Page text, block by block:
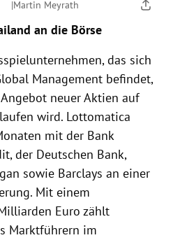
|Martin Meyrath
an die Börse
das sich
Management befindet,
neuer Aktien auf
wird. Lottomatica
mit der Bank
der Deutschen Bank,
sowie Barclays an einer
Mit einem
Euro zählt
Marktführern im